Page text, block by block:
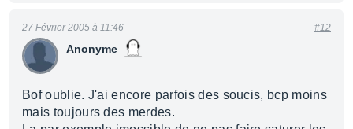
Anonyme
27 Février 2005 à 11:46 #12
Bof oublie. J'ai encore parfois des soucis, bcp moins
mais toujours des merdes.